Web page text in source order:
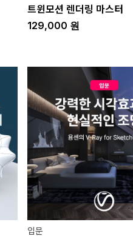
트윈모션 렌더링 마스터
129,000 원
입문